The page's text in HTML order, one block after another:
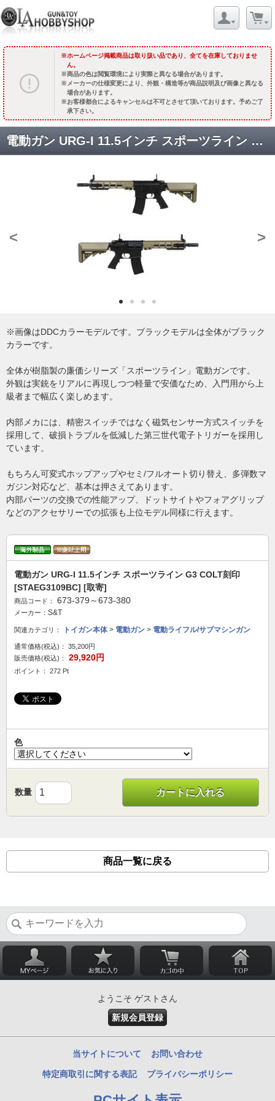
ホームページ掲載商品は取り扱い品であり、全てを在庫しておりませ
ん。
商品の色は閲覧環境により実際と異なる場合があります。
メーカーの仕様変更により、外観・構造等が商品説明及び画像と異なる
場合があります。
お客様都合によるキャンセルは不可とさせて頂いております。予めご了
承下さい。
電動ガン URG-I 11.5インチ スポーツライン G3 COLT刻印 [STAEG3109BC] [取寄]
< >
※画像はDDCカラーモデルです。ブラックモデルは全体がブラック
カラーです。
全体が樹脂製の廉価シリーズ「スポーツライン」電動ガンです。
外観は実銃をリアルに再現しつつ軽量で安価なため、入門用から上
級者まで幅広く楽しめます。
内部メカには、精密スイッチではなく磁気センサー方式スイッチを
採用して、破損トラブルを低減した第三世代電子トリガーを採用し
ています。
もちろん可変式ホップアップやセミ/フルオート切り替え、多弾数マ
ガジン対応など、基本は押さえてあります。
内部パーツの交換での性能アップ、ドットサイトやフォアグリップ
などのアクセサリーでの拡張も上位モデル同様に行えます。
電動ガン URG-I 11.5インチ スポーツライン G3 COLT刻印
[STAEG3109BC] [取寄]
商品コード： 673-379～673-380
メーカー： S&T
関連カテゴリ： トイガン本体> 電動ガン > 電動ライフル/サブマシンガン
通常価格(税込)：
35,200円
販売価格(税込)：
29,920円
ポイント： 272 Pt
色
数量 カートに入れる
商品一覧に戻る
ようこそ ゲストさん
新規会員登録
当サイトについて お問い合わせ
特定商取引に関する表記 プライバシーポリシー